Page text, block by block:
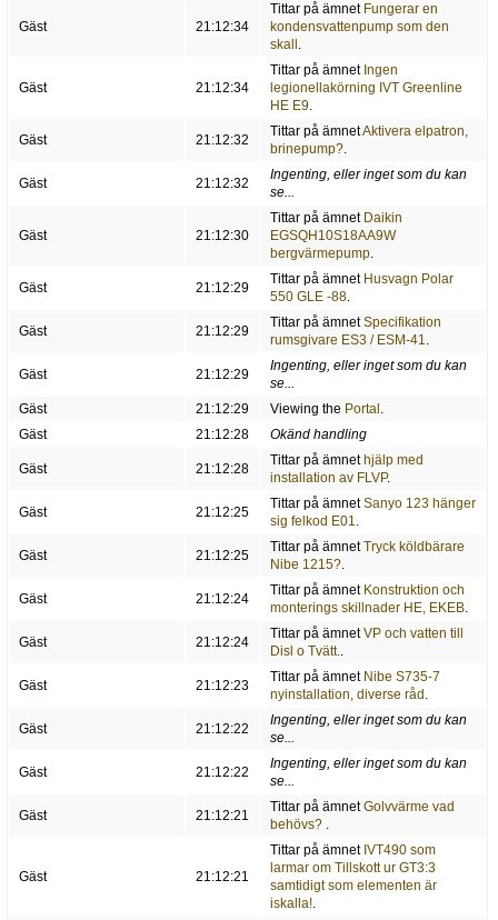
Gäst 21:12:34
Tittar på ämnet Fungerar en
kondensvattenpump som den
skall .
Gäst 21:12:34
Tittar på ämnet Ingen
legionellakörning IVT Greenline
HE E9.
Gäst 21:12:32
Tittar på ämnetAktivera elpatron,
brinepump?.
Gäst 21:12:32
Ingenting, eller inget som du kan
se...
Gäst 21:12:30
Tittar på ämnet Daikin
EGSQH10S18AA9W
bergvärmepump.
Gäst 21:12:29
Tittar på ämnet Husvagn Polar
550 GLE -88.
Gäst 21:12:29
Tittar på ämnetSpecifikation
rumsgivare ES3 / ESM-41.
Gäst 21:12:29
Ingenting, eller inget som du kan
se...
Gäst
21:12:29 Viewing the Portal .
Gäst
21:12:28 Okänd handling
Gäst 21:12:28
Tittar på ämnet hjälp med
installation av FLVP.
Gäst 21:12:25
Tittar på ämnetSanyo 123 hänger
sig felkod E01.
Gäst 21:12:25
Tittar på ämnetTryck köldbärare
Nibe 1215?.
Gäst 21:12:24
Tittar på ämnet Konstruktion och
monterings skillnader HE, EKEB.
Gäst 21:12:24
Tittar på ämnetVP och vatten till
Disl o Tvätt..
Gäst 21:12:23
Tittar på ämnet Nibe S735-7
nyinstallation, diverse råd .
Gäst 21:12:22
Ingenting, eller inget som du kan
se...
Gäst 21:12:22
Ingenting, eller inget som du kan
se...
Gäst 21:12:21
Tittar på ämnetGolvvärme vad
behövs? .
Gäst 21:12:21
Tittar på ämnet IVT490 som
larmar om Tillskott ur GT3:3
samtidigt som elementen är
iskalla!.